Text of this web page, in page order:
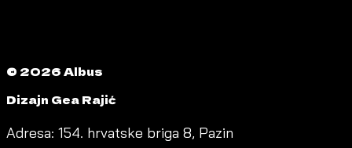
© 2026 Albus
Dizajn Gea Rajić
Adresa: 154. hrvatske briga 8, Pazin